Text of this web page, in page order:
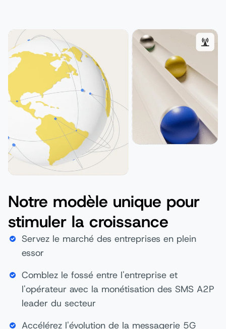
Notre modèle unique pour
stimuler la croissance
Servez le marché des entreprises en plein
essor
Comblez le fossé entre l'entreprise et
l'opérateur avec la monétisation des SMS A2P
leader du secteur
Accélérez l'évolution de la messagerie 5G